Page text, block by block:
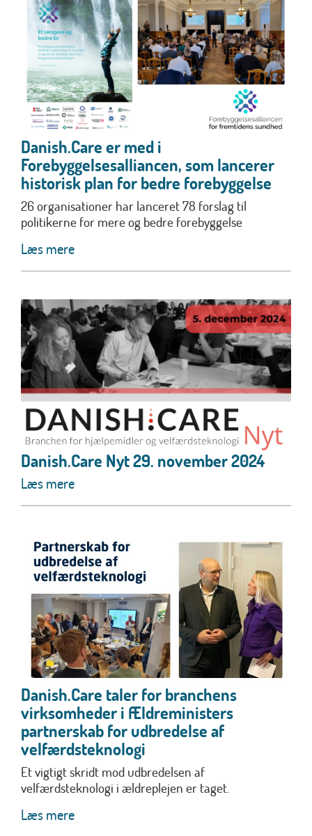
Danish.Care er med i
Forebyggelsesalliancen, som lancerer
historisk plan for bedre forebyggelse
26 organisationer har lanceret 78 forslag til
politikerne for mere og bedre forebyggelse
Læs mere
Danish.Care Nyt 29. november 2024
Læs mere
Danish.Care taler for branchens
virksomheder i Ældreministers
partnerskab for udbredelse af
velfærdsteknologi
Et vigtigt skridt mod udbredelsen af
velfærdsteknologi i ældreplejen er taget.
Læs mere